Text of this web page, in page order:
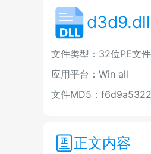
文件类型：32位PE文件
应用平台：Win all
正文内容